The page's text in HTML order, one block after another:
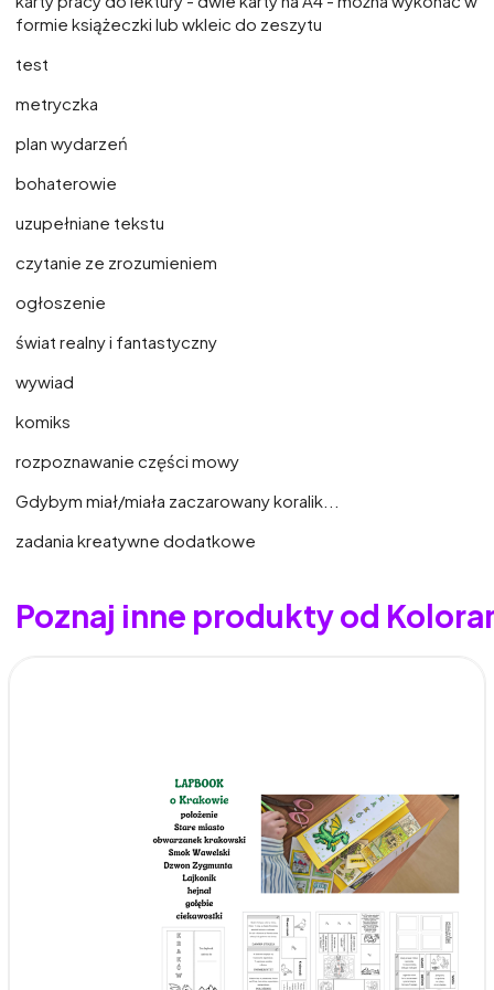
formie książeczki lub wkleic do zeszytu
test
metryczka
plan wydarzeń
bohaterowie
uzupełniane tekstu
czytanie ze zrozumieniem
ogłoszenie
świat realny i fantastyczny
wywiad
komiks
rozpoznawanie części mowy
Gdybym miał/miała zaczarowany koralik...
zadania kreatywne dodatkowe
Poznaj inne produkty od